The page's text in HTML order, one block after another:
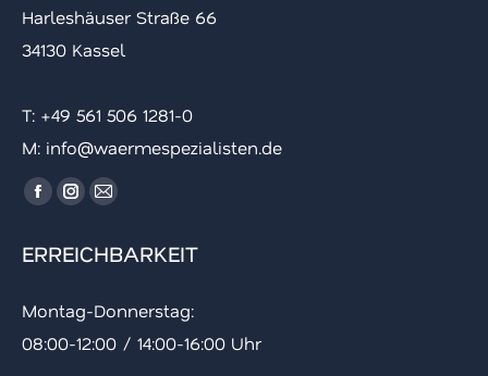
Harleshäuser Straße 66
34130 Kassel
T: ‪+49 561 506 1281-0
M: info@waermespezialisten.de
Finde uns auf:
Facebook
wird
einem
neuen
Instagram
wird
einem
neuen
E-
Seite
in
einem
ERREICHBARKEIT
Montag-Donnerstag:
08:00-12:00 / 14:00-16:00 Uhr